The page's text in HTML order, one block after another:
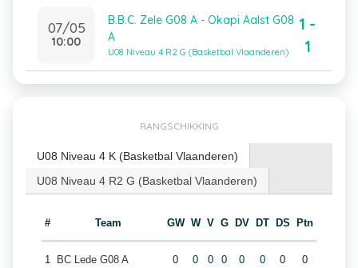
07/05
10:00
B.B.C. Zele G08 A - Okapi Aalst G08
A
U08 Niveau 4 R2 G (Basketbal Vlaanderen)
1 -
1
RANGSCHIKKING
U08 Niveau 4 K (Basketbal Vlaanderen)
U08 Niveau 4 R2 G (Basketbal Vlaanderen)
# Team GW W V G DV DT DS Ptn
1 BC Lede G08 A 0 0 0 0 0 0 0 0